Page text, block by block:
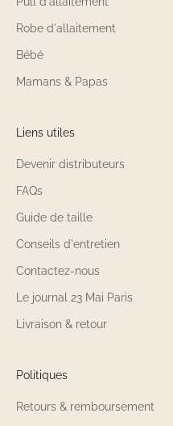
Robe d'allaitement
Bébé
Mamans & Papas
Liens utiles
Devenir distributeurs
FAQs
Guide de taille
Conseils d'entretien
Contactez-nous
Le journal 23 Mai Paris
Livraison & retour
Politiques
Retours & remboursement